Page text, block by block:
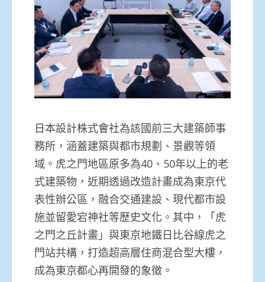
日本設計株式會社為該國前三大建築師事
務所，涵蓋建築與都市規劃、景觀等領
域。虎之門地區原多為40、50年以上的老
式建築物，近期透過改造計畫成為東京代
表性辦公區，融合交通建設、現代都市設
施並留愛宕神社等歷史文化。其中，「虎
之門之丘計畫」與東京地鐵日比谷線虎之
門站共構，打造超高層住商混合型大樓，
成為東京都心再開發的象徵。